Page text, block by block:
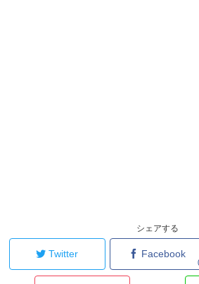
シェアする
Twitter Facebook